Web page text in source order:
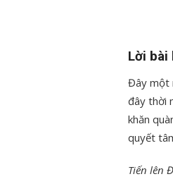
Lời bài
Đây một
đây thời
khăn
quyết
Tiến lên